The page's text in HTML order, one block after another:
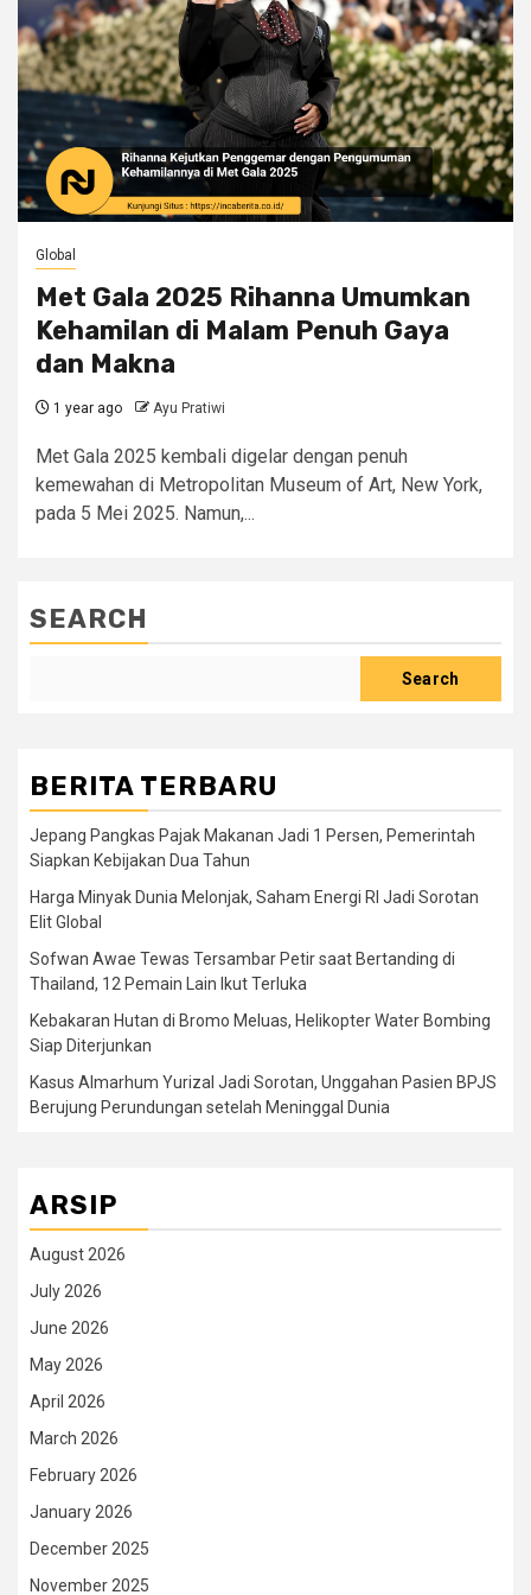
Global
Met Gala 2025 Rihanna Umumkan
Kehamilan di Malam Penuh Gaya
dan Makna
1 year ago Ayu Pratiwi
Met Gala 2025 kembali digelar dengan penuh
kemewahan di Metropolitan Museum of Art, New York,
pada 5 Mei 2025. Namun,...
SEARCH
Search
BERITA TERBARU
Jepang Pangkas Pajak Makanan Jadi 1 Persen, Pemerintah
Siapkan Kebijakan Dua Tahun
Harga Minyak Dunia Melonjak, Saham Energi RI Jadi Sorotan
Elit Global
Sofwan Awae Tewas Tersambar Petir saat Bertanding di
Thailand, 12 Pemain Lain Ikut Terluka
Kebakaran Hutan di Bromo Meluas, Helikopter Water Bombing
Siap Diterjunkan
Kasus Almarhum Yurizal Jadi Sorotan, Unggahan Pasien BPJS
Berujung Perundungan setelah Meninggal Dunia
ARSIP
August 2026
July 2026
June 2026
May 2026
April 2026
March 2026
February 2026
January 2026
December 2025
November 2025